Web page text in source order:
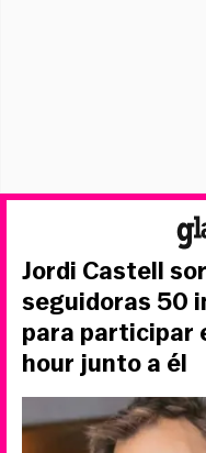
Jordi Castell
seguidoras 50
para participar
hour junto a él